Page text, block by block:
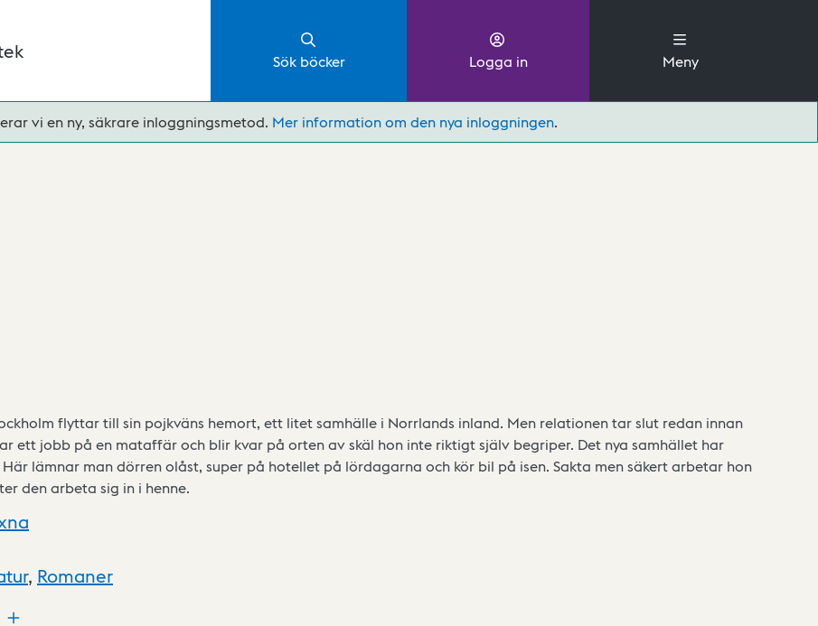
Sök böcker Logga in Meny
vi en ny, säkrare inloggningsmetod. Mer information om den nya inloggningen.
flyttar till sin pojkväns hemort, ett litet samhälle i Norrlands inland. Men relationen tar slut redan innan
ett jobb på en mataffär och blir kvar på orten av skäl hon inte riktigt själv begriper. Det nya samhället har
lämnar man dörren olåst, super på hotellet på lördagarna och kör bil på isen. Sakta men säkert arbetar hon
den arbeta sig in i henne.
, Romaner